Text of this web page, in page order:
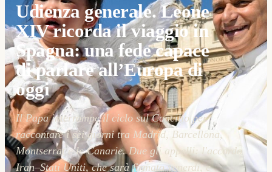
Udienza generale. Leone
XIV ricorda il viaggio in
Spagna: una fede capace
di parlare all’Europa di
oggi
Il Papa interrompe il ciclo sul Concilio per
raccontare i sei giorni tra Madrid, Barcellona,
Montserrat e le Canarie. Due gli appelli: l'accordo
Iran–Stati Uniti, che sarà firmato venerdì, e